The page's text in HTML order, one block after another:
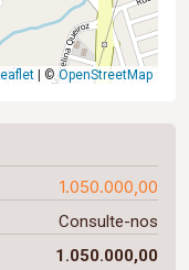
| ©OpenStreetMap
1.050.000,00
Consulte-nos
1.050.000,00